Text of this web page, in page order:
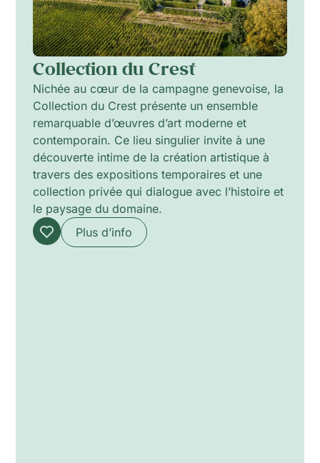
Collection du Crest
Nichée au cœur de la campagne genevoise, la
Collection du Crest présente un ensemble
remarquable d’œuvres d’art moderne et
contemporain. Ce lieu singulier invite à une
découverte intime de la création artistique à
travers des expositions temporaires et une
collection privée qui dialogue avec l’histoire et
le paysage du domaine.
Plus d’info